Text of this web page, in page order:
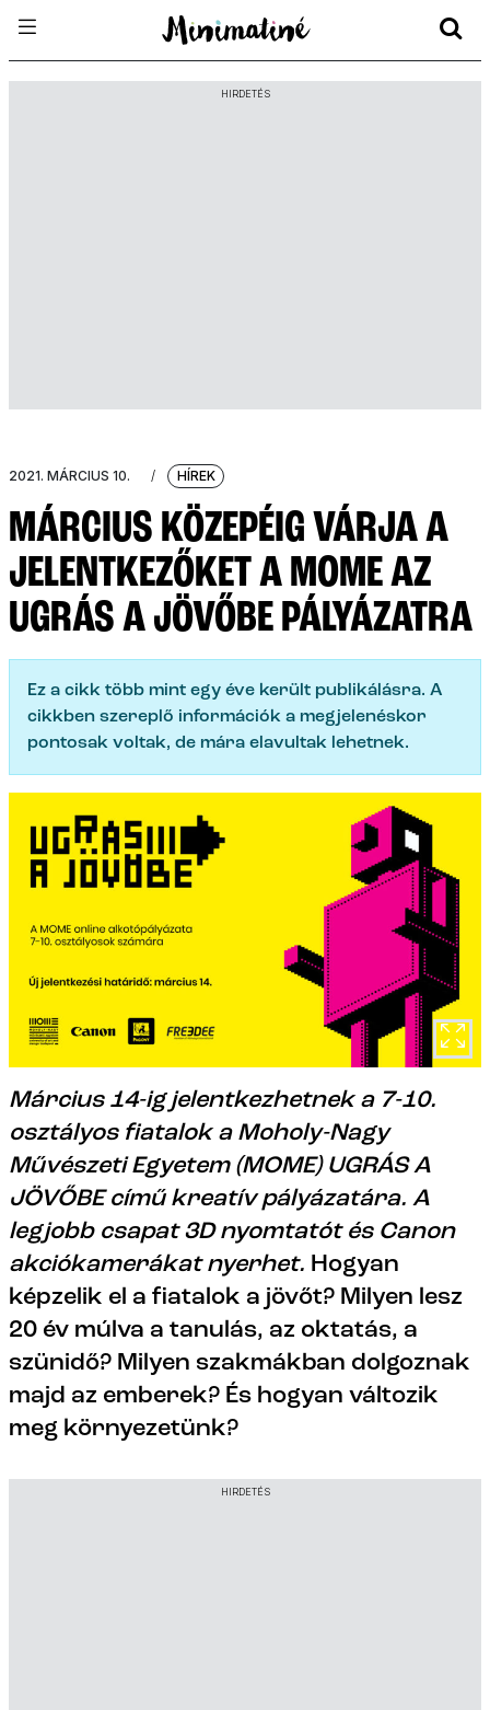
HIRDETÉS
2021. MÁRCIUS 10. / HÍREK
MÁRCIUS KÖZEPÉIG VÁRJA A
JELENTKEZŐKET A MOME AZ
UGRÁS A JÖVŐBE PÁLYÁZATRA
Ez a cikk több mint egy éve került publikálásra. A
cikkben szereplő információk a megjelenéskor
pontosak voltak, de mára elavultak lehetnek.
Március 14-ig jelentkezhetnek a 7-10.
osztályos fiatalok a Moholy-Nagy
Művészeti Egyetem (MOME) UGRÁS A
JÖVŐBE című kreatív pályázatára. A
legjobb csapat 3D nyomtatót és Canon
akciókamerákat nyerhet. Hogyan
képzelik el a fiatalok a jövőt? Milyen lesz
20 év múlva a tanulás, az oktatás, a
szünidő? Milyen szakmákban dolgoznak
majd az emberek? És hogyan változik
meg környezetünk?
HIRDETÉS